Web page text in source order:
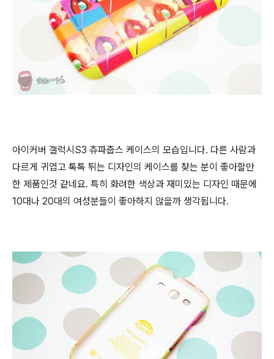
아이커버 갤럭시S3 츄파춥스 케이스의 모습입니다. 다른 사람과
다르게 귀엽고 톡톡 튀는 디자인의 케이스를 찾는 분이 좋아할만
한 제품인것 같네요. 특히 화려한 색상과 재미있는 디자인 때문에
10대나 20대의 여성분들이 좋아하지 않을까 생각됩니다.